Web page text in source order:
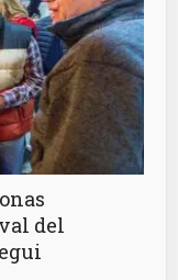
del